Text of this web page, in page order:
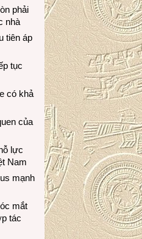
phải
nhà
tiên áp
tục
có khả
của
lực
Nam
mạnh
mắt
tác